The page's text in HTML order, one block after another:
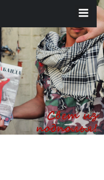
содержимому